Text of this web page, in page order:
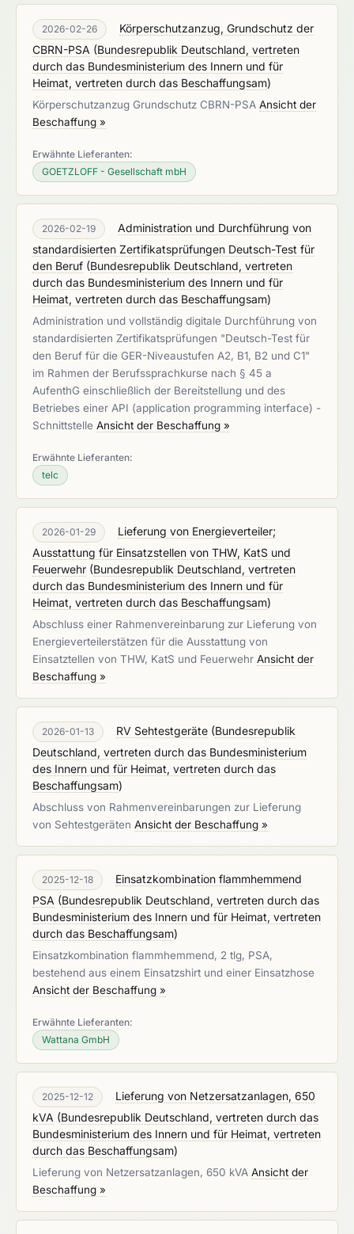
2026-02-26
Körperschutzanzug, Grundschutz der
CBRN-PSA (Bundesrepublik Deutschland, vertreten
durch das Bundesministerium des Innern und für
Heimat, vertreten durch das Beschaffungsam)
Körperschutzanzug Grundschutz CBRN-PSA Ansicht der
Beschaffung »
Erwähnte Lieferanten:
GOETZLOFF - Gesellschaft mbH
2026-02-19
Administration und Durchführung von
standardisierten Zertifikatsprüfungen Deutsch-Test für
den Beruf (Bundesrepublik Deutschland, vertreten
durch das Bundesministerium des Innern und für
Heimat, vertreten durch das Beschaffungsam)
Administration und vollständig digitale Durchführung von
standardisierten Zertifikatsprüfungen "Deutsch-Test für
den Beruf für die GER-Niveaustufen A2, B1, B2 und C1"
im Rahmen der Berufssprachkurse nach § 45 a
AufenthG einschließlich der Bereitstellung und des
Betriebes einer API (application programming interface) -
Schnittstelle Ansicht der Beschaffung »
Erwähnte Lieferanten:
telc
2026-01-29
Lieferung von Energieverteiler;
Ausstattung für Einsatzstellen von THW, KatS und
Feuerwehr (Bundesrepublik Deutschland, vertreten
durch das Bundesministerium des Innern und für
Heimat, vertreten durch das Beschaffungsam)
Abschluss einer Rahmenvereinbarung zur Lieferung von
Energieverteilerstätzen für die Ausstattung von
Einsatztellen von THW, KatS und Feuerwehr Ansicht der
Beschaffung »
2026-01-13 RV Sehtestgeräte (Bundesrepublik
Deutschland, vertreten durch das Bundesministerium
des Innern und für Heimat, vertreten durch das
Beschaffungsam)
Abschluss von Rahmenvereinbarungen zur Lieferung
von Sehtestgeräten Ansicht der Beschaffung »
2025-12-18
Einsatzkombination flammhemmend
PSA (Bundesrepublik Deutschland, vertreten durch das
Bundesministerium des Innern und für Heimat, vertreten
durch das Beschaffungsam)
Einsatzkombination flammhemmend, 2 tlg, PSA,
bestehend aus einem Einsatzshirt und einer Einsatzhose
Ansicht der Beschaffung »
Erwähnte Lieferanten:
Wattana GmbH
2025-12-12
Lieferung von Netzersatzanlagen, 650
kVA (Bundesrepublik Deutschland, vertreten durch das
Bundesministerium des Innern und für Heimat, vertreten
durch das Beschaffungsam)
Lieferung von Netzersatzanlagen, 650 kVA Ansicht der
Beschaffung »